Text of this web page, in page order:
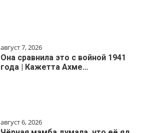
август 7, 2026
Она сравнила это с войной 1941
года | Кажетта Ахме…
август 6, 2026